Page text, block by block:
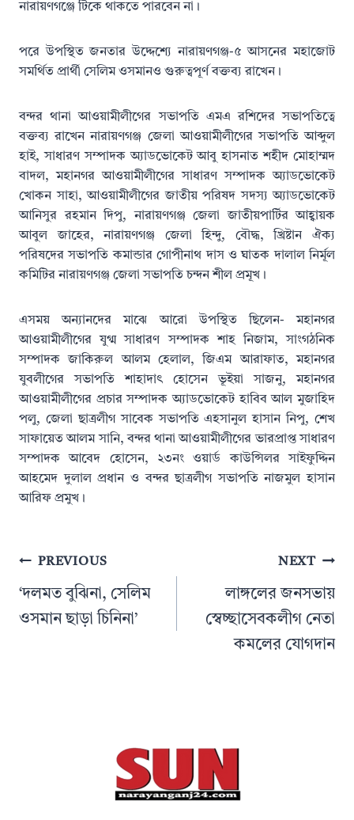
নারায়ণগঞ্জে টিকে থাকতে পারবেন না।
পরে উপস্থিত জনতার উদ্দেশ্যে নারায়ণগঞ্জ-৫ আসনের মহাজোট
সমর্থিত প্রার্থী সেলিম ওসমানও গুরুত্বপূর্ণ বক্তব্য রাখেন।
বন্দর থানা আওয়ামীলীগের সভাপতি এমএ রশিদের সভাপতিত্বে
বক্তব্য রাখেন নারায়ণগঞ্জ জেলা আওয়ামীলীগের সভাপতি আব্দুল
হাই, সাধারণ সম্পাদক অ্যাডভোকেট আবু হাসনাত শহীদ মোহাম্মদ
বাদল, মহানগর আওয়ামীলীগের সাধারণ সম্পাদক অ্যাডভোকেট
খোকন সাহা, আওয়ামীলীগের জাতীয় পরিষদ সদস্য অ্যাডভোকেট
আনিসুর রহমান দিপু, নারায়ণগঞ্জ জেলা জাতীয়পার্টির আহ্বায়ক
আবুল জাহের, নারায়ণগঞ্জ জেলা হিন্দু, বৌদ্ধ, খ্রিষ্টান ঐক্য
পরিষদের সভাপতি কমান্ডার গোপীনাথ দাস ও ঘাতক দালাল নির্মূল
কমিটির নারায়ণগঞ্জ জেলা সভাপতি চন্দন শীল প্রমূখ।
এসময় অন্যানদের মাঝে আরো উপস্থিত ছিলেন- মহানগর
আওয়ামীলীগের যুগ্ম সাধারণ সম্পাদক শাহ নিজাম, সাংগঠনিক
সম্পাদক জাকিরুল আলম হেলাল, জিএম আরাফাত, মহানগর
যুবলীগের সভাপতি শাহাদাৎ হোসেন ভূইয়া সাজনু, মহানগর
আওয়ামীলীগের প্রচার সম্পাদক অ্যাডভোকেট হাবিব আল মুজাহিদ
পলু, জেলা ছাত্রলীগ সাবেক সভাপতি এহসানুল হাসান নিপু, শেখ
সাফায়েত আলম সানি, বন্দর থানা আওয়ামীলীগের ভারপ্রাপ্ত সাধারণ
সম্পাদক আবেদ হোসেন, ২৩নং ওয়ার্ড কাউন্সিলর সাইফুদ্দিন
আহমেদ দুলাল প্রধান ও বন্দর ছাত্রলীগ সভাপতি নাজমুল হাসান
আরিফ প্রমুখ।
PostPREVIOUS
‘দলমত বুঝিনা, সেলিম
ওসমান ছাড়া চিনিনা’
NEXT
লাঙ্গলের জনসভায়
স্বেচ্ছাসেবকলীগ নেতা
কমলের যোগদান